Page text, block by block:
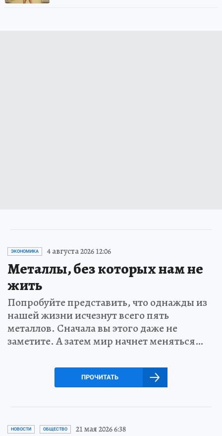
ЭКОНОМИКА 4 августа 2026 12:06
Металлы, без которых нам не
жить
Попробуйте представить, что однажды из
нашей жизни исчезнут всего пять
металлов. Сначала вы этого даже не
заметите. А затем мир начнет меняться…
ПРОЧИТАТЬ
НОВОСТИ ОБЩЕСТВО 21 мая 2026 6:38